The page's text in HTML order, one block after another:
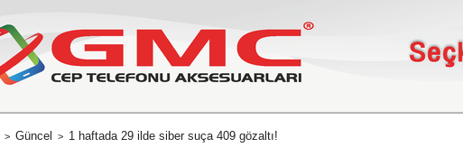
Güncel 1 haftada 29 ilde siber suça 409 gözaltı!